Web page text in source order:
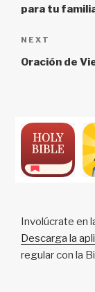
para tu
Next
Post
NEXT
Oración de
Involúcrate en
Descarga la
regular con la